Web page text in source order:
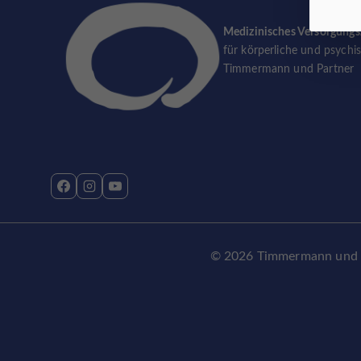
Medizinisches
für körperliche und
Timmermann und Partner
© 2026 Timmermann